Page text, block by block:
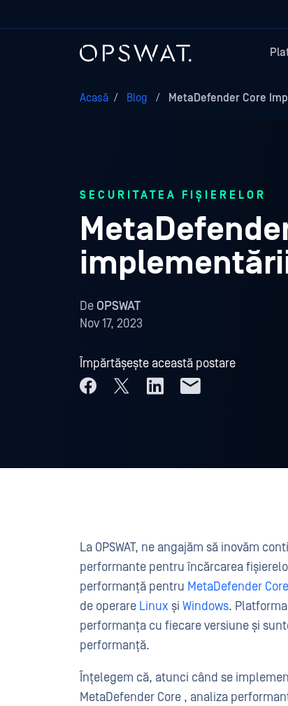
Acasă / Blog / MetaDefender Core
SECURITATEA FIȘIERELOR
De OPSWAT
Nov 17, 2023
Împărtășește această postare
La OPSWAT, ne angajăm să inovăm
performante pentru încărcarea
performanță pentru MetaDefender Core
de operare Linux și Windows.
performanța cu fiecare versiune și
performanță.
Înțelegem că, atunci când se
MetaDefender Core , analiza